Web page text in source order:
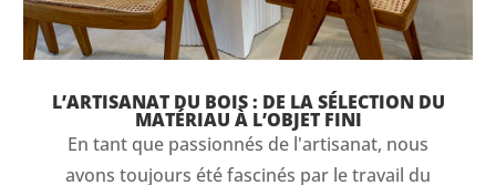
L’ARTISANAT DU BOIS : DE LA SÉLECTION DU
MATÉRIAU À L’OBJET FINI
En tant que passionnés de l'artisanat, nous
avons toujours été fascinés par le travail du